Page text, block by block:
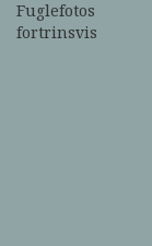
Fuglefotos
fortrinsvis